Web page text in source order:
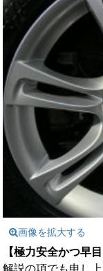
画像を拡大する
【極力安全かつ早目
解説の項でも申し